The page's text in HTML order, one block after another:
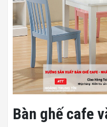
Bàn ghế cafe